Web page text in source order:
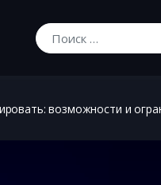
Искать:
возможности и